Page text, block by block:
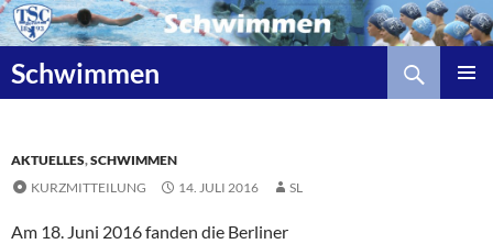
Zum
Inhalt
springen
Schwimmen
Suchen
AKTUELLES,SCHWIMMEN
KURZMITTEILUNG
14. JULI 2016 SL
Am 18. Juni 2016 fanden die Berliner